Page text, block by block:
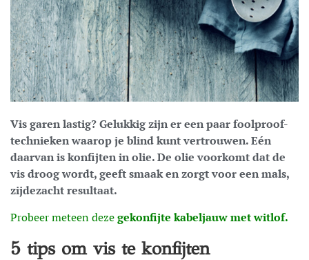
Vis garen lastig? Gelukkig zijn er een paar foolproof-
technieken waarop je blind kunt vertrouwen. Eén
daarvan is konfijten in olie. De olie voorkomt dat de
vis droog wordt, geeft smaak en zorgt voor een mals,
zijdezacht resultaat.
Probeer meteen dezegekonfijte kabeljauw met witlof.
5 tips om vis te konfijten